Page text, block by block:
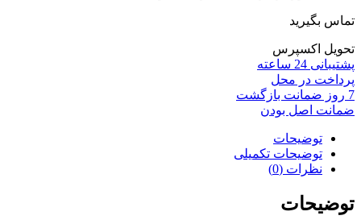
تماس بگیرید
تحویل اکسپرس
پشتیبانی 24 ساعته
پرداخت در محل
7 روز ضمانت بازگشت
ضمانت اصل بودن
توضیحات
توضیحات تکمیلی
نظرات (0)
توضیحات